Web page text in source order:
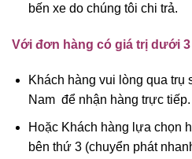
bến xe do chúng tôi chi trả.
Với đơn hàng có giá trị dưới
Khách hàng vui lòng qua trụ
Nam để nhận hàng trực tiếp.
Hoặc Khách hàng lựa chọn
bên thứ 3 (chuyển phát